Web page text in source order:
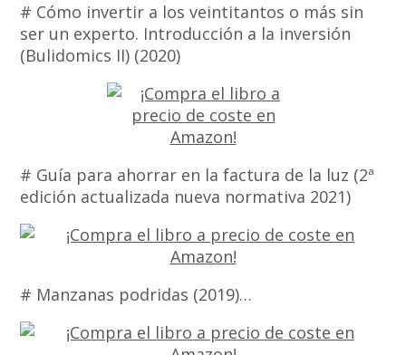
# Cómo invertir a los veintitantos o más sin
ser un experto. Introducción a la inversión
(Bulidomics II) (2020)
# Guía para ahorrar en la factura de la luz (2ª
edición actualizada nueva normativa 2021)
# Manzanas podridas (2019)…